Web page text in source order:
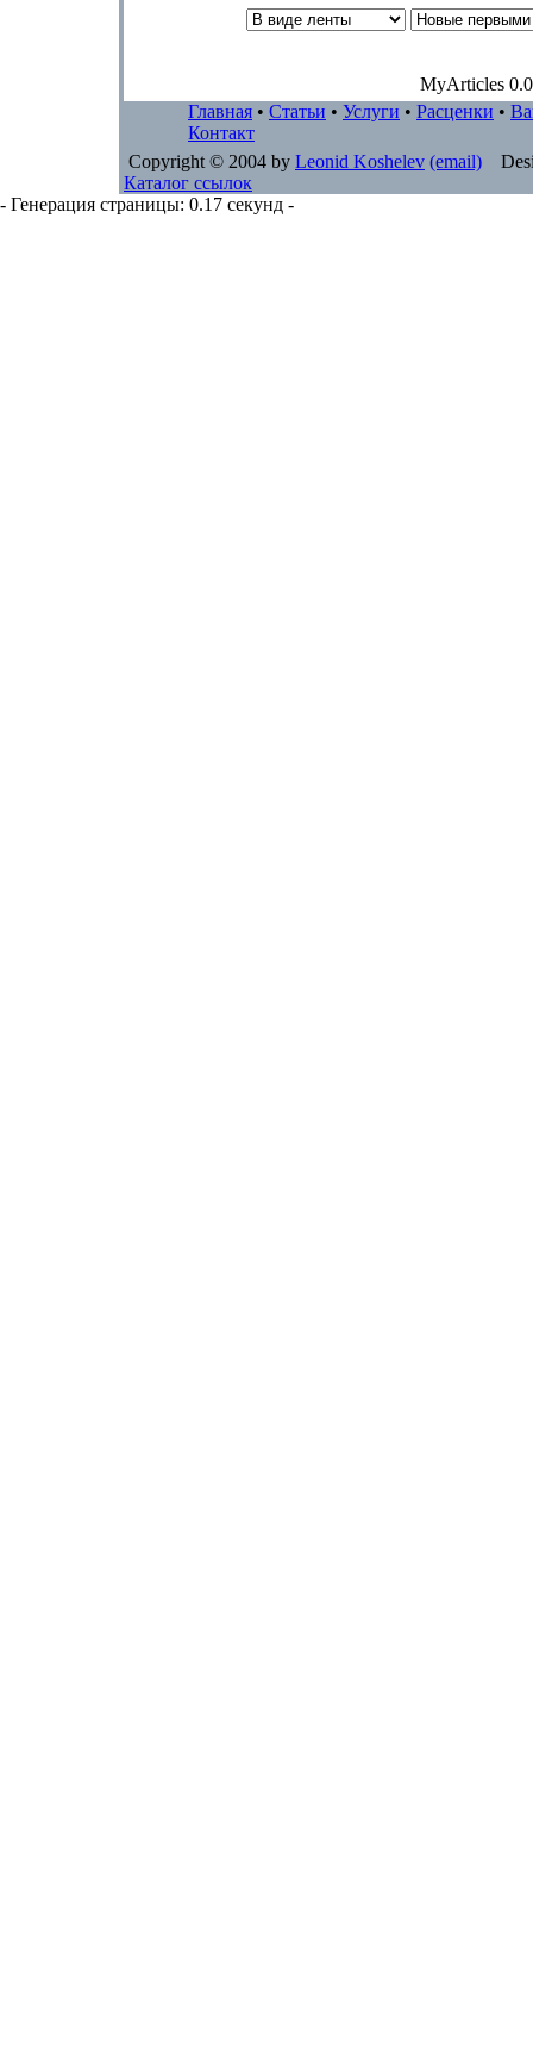
MyArticles
Главная • Статьи • Услуги • Расценки •
Контакт
Copyright © 2004 by Leonid Koshelev (email)
Каталог ссылок
- Генерация страницы: 0.17 секунд -